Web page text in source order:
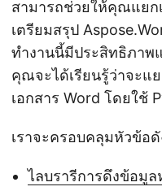
สามารถช่วยให้คุณแยก
เตรียมสรุป
ทำงานนี้มีประสิทธิภาพ
คุณจะได้เรียนรู้ว่าจะแ
เอกสาร Word โดยใช้
เราจะครอบคลุมหัวข้อ
ไลบรารีการดึงข้อมู